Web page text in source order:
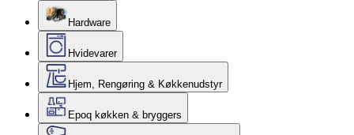
Hardware
Hvidevarer
Hjem, Rengøring & Køkkenudstyr
Epoq køkken & bryggers